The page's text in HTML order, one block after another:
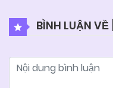
BÌNH LUẬN